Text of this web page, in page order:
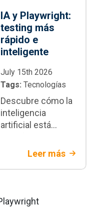
IA y Playwright:
testing más
rápido e
inteligente
July 15th 2026
Tags: Tecnologías
Descubre cómo la
inteligencia
artificial está
automatización de
Playwright:
tests,
Leer más